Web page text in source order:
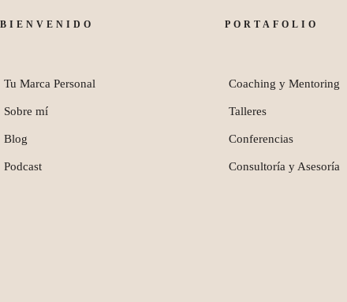
BIENVENIDO
Tu Marca Personal
Sobre mí
Blog
Podcast
PORTAFOLIO
Coaching y Mentoring
Talleres
Conferencias
Consultoría y Asesoría